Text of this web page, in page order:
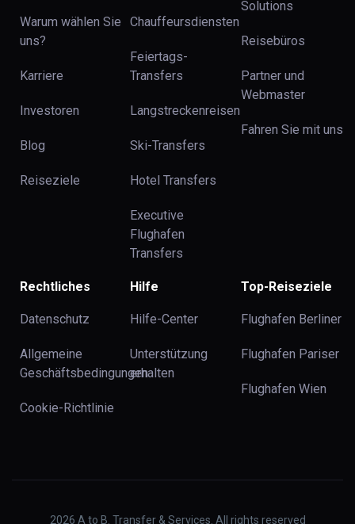
Warum wählen Sie
uns?
Karriere
Investoren
Blog
Reiseziele
Chauffeursdiensten
Feiertags-
Transfers
Langstreckenreisen
Ski-Transfers
Hotel Transfers
Executive
Flughafen
Transfers
Solutions
Reisebüros
Partner und
Webmaster
Fahren Sie mit uns
Rechtliches
Datenschutz
Allgemeine
Geschäftsbedingungen
Cookie-Richtlinie
Hilfe
Hilfe-Center
Unterstützung
erhalten
Top-Reiseziele
Flughafen Berliner
Flughafen Pariser
Flughafen Wien
2026 A to B. Transfer & Services. All rights reserved